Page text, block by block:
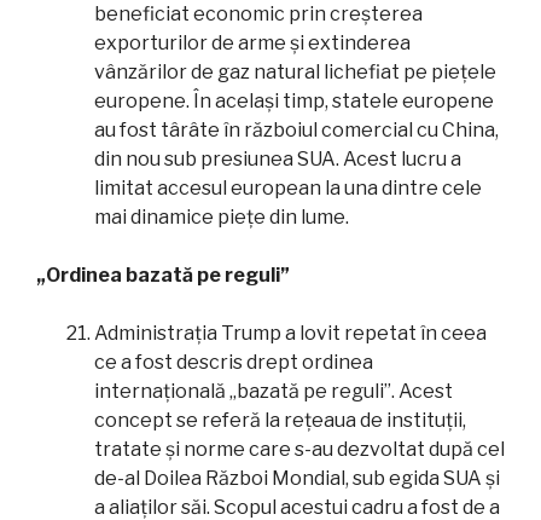
beneficiat economic prin creșterea
exporturilor de arme și extinderea
vânzărilor de gaz natural lichefiat pe piețele
europene. În același timp, statele europene
au fost târâte în războiul comercial cu China,
din nou sub presiunea SUA. Acest lucru a
limitat accesul european la una dintre cele
mai dinamice piețe din lume.
„Ordinea bazată pe reguli”
Administrația Trump a lovit repetat în ceea
ce a fost descris drept ordinea
internațională „bazată pe reguli”. Acest
concept se referă la rețeaua de instituții,
tratate și norme care s-au dezvoltat după cel
de-al Doilea Război Mondial, sub egida SUA și
a aliaților săi. Scopul acestui cadru a fost de a